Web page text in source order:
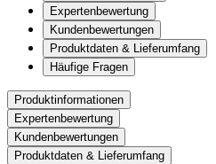
Expertenbewertung
Kundenbewertungen
Produktdaten & Lieferumfang
Häufige Fragen
Produktinformationen
Expertenbewertung
Kundenbewertungen
Produktdaten & Lieferumfang